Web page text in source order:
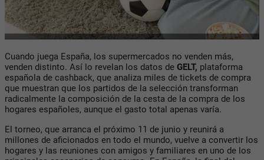
Cuando juega España, los supermercados no venden más,
venden distinto. Así lo revelan los datos de GELT, plataforma
española de cashback, que analiza miles de tickets de compra
que muestran que los partidos de la selección transforman
radicalmente la composición de la cesta de la compra de los
hogares españoles, aunque el gasto total apenas varía.
El torneo, que arranca el próximo 11 de junio y reunirá a
millones de aficionados en todo el mundo, vuelve a convertir los
hogares y las reuniones con amigos y familiares en uno de los